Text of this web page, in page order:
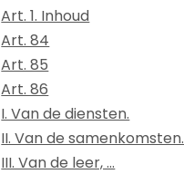
Art. 1. Inhoud
Art. 84
Art. 85
Art. 86
I. Van de diensten.
II. Van de samenkomsten.
III. Van de leer, ...